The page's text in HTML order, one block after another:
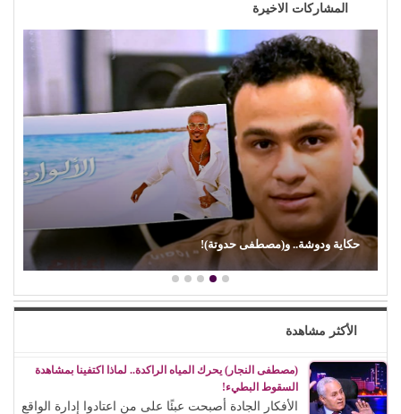
المشاركات الاخيرة
حكاية ودوشة.. و(مصطفى حدوتة)!
الأكثر مشاهدة
(مصطفى النجار) يحرك المياه الراكدة.. لماذا اكتفينا بمشاهدة
السقوط البطيء!
الأفكار الجادة أصبحت عبئًا على من اعتادوا إدارة الواقع